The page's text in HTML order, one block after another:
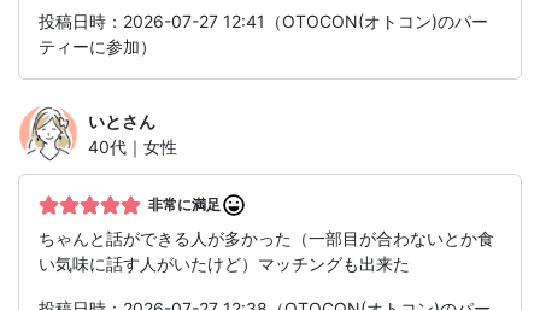
投稿日時：2026-07-27 12:41（OTOCON(オトコン)のパー
ティーに参加）
いとさん
40代｜女性
非常に満足
ちゃんと話ができる人が多かった（一部目が合わないとか食
い気味に話す人がいたけど）マッチングも出来た